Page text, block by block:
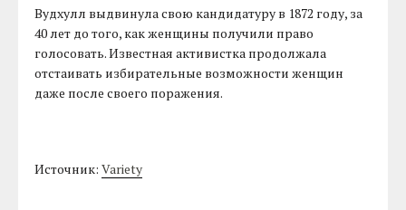
Вудхулл выдвинула свою кандидатуру в 1872 году, за
40 лет до того, как женщины получили право
голосовать. Известная активистка продолжала
отстаивать избирательные возможности женщин
даже после своего поражения.
Источник:Variety